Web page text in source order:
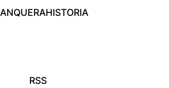
HISTORIA
RSS